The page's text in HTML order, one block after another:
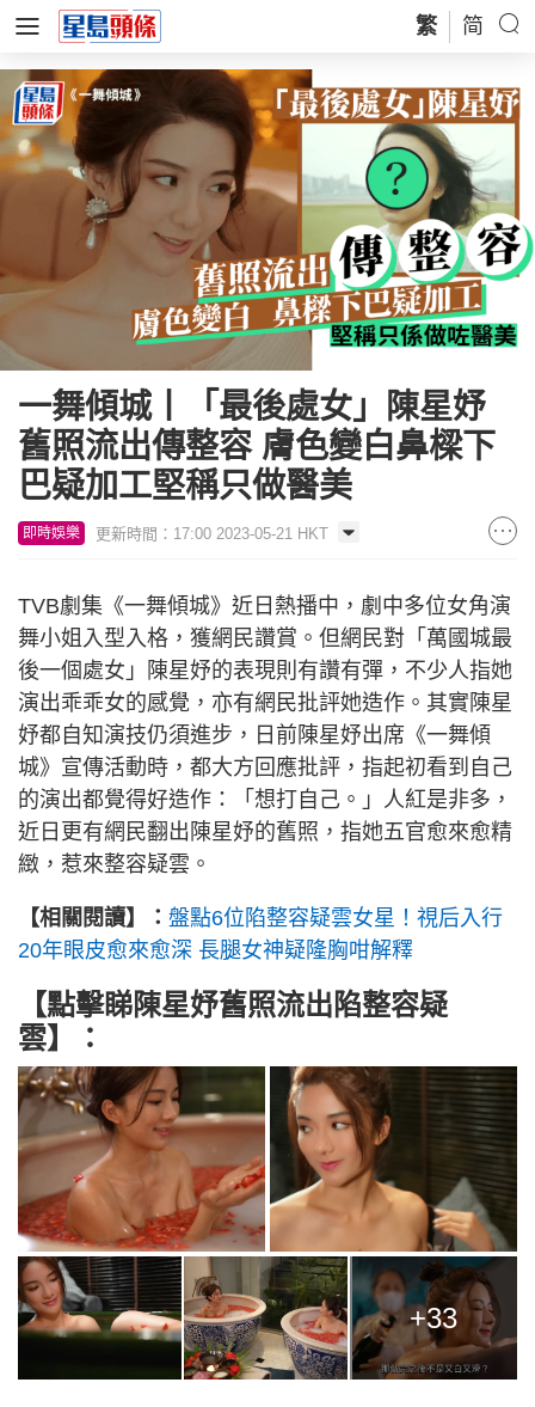
繁 简
一舞傾城丨「最後處女」陳星妤
舊照流出傳整容 膚色變白鼻樑下
巴疑加工堅稱只做醫美
即時娛樂 更新時間：17:00 2023-05-21 HKT
TVB劇集《一舞傾城》近日熱播中，劇中多位女角演
舞小姐入型入格，獲網民讚賞。但網民對「萬國城最
後一個處女」陳星妤的表現則有讚有彈，不少人指她
演出乖乖女的感覺，亦有網民批評她造作。其實陳星
妤都自知演技仍須進步，日前陳星妤出席《一舞傾
城》宣傳活動時，都大方回應批評，指起初看到自己
的演出都覺得好造作：「想打自己。」人紅是非多，
近日更有網民翻出陳星妤的舊照，指她五官愈來愈精
緻，惹來整容疑雲。
【相關閱讀】： 盤點6位陷整容疑雲女星！視后入行
20年眼皮愈來愈深 長腿女神疑隆胸咁解釋
【點擊睇陳星妤舊照流出陷整容疑
雲】：
+33